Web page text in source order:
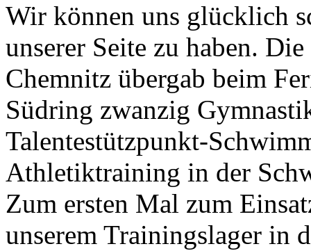
Wir können uns glücklich
unserer Seite zu haben.
Chemnitz übergab beim
Südring zwanzig
Talentestützpunkt-
Athletiktraining in der
Zum ersten Mal zum
unserem Trainingslager in